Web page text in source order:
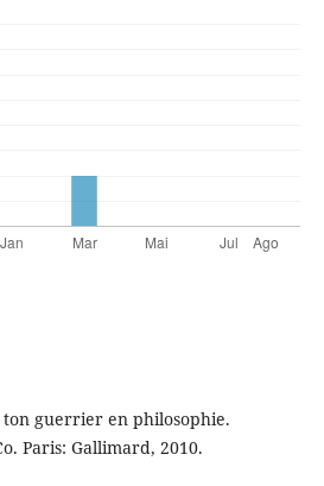
ton guerrier en philosophie.
Paris: Gallimard, 2010.